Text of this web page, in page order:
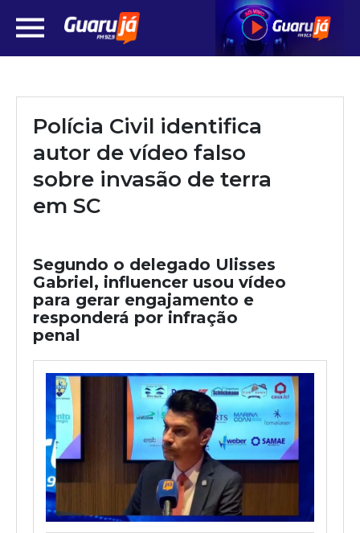
Polícia Civil identifica
autor de vídeo falso
sobre invasão de terra
em SC
Segundo o delegado Ulisses
Gabriel, influencer usou vídeo
para gerar engajamento e
responderá por infração
penal